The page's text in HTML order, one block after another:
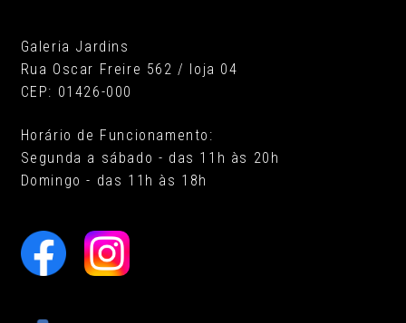
Galeria Jardins
Rua Oscar Freire 562 / loja 04
CEP: 01426-000
Horário de Funcionamento:
Segunda a sábado - das 11h às 20h
Domingo - das 11h às 18h